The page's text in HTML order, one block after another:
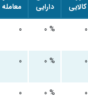
کالایی
دارایی
معامله
۰ ۰ % ۰
۰ ۰ % ۰
۰ ۰ % ۰